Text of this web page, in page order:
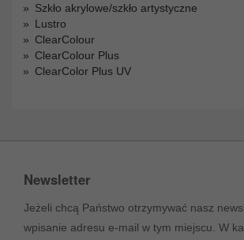
Szkło akrylowe/szkło artystyczne
Lustro
ClearColour
ClearColour Plus
ClearColor Plus UV
Newsletter
Jeżeli chcą Państwo otrzymywać nasz
wpisanie adresu e-mail w tym miejscu. W